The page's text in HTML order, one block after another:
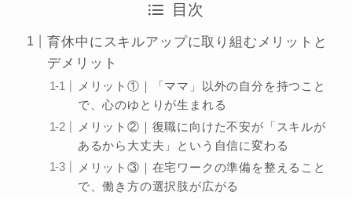
目次
育休中にスキルアップに取り組むメリットと
デメリット
メリット①｜「ママ」以外の自分を持つこと
で、心のゆとりが生まれる
メリット②｜復職に向けた不安が「スキルが
あるから大丈夫」という自信に変わる
メリット③｜在宅ワークの準備を整えること
で、働き方の選択肢が広がる